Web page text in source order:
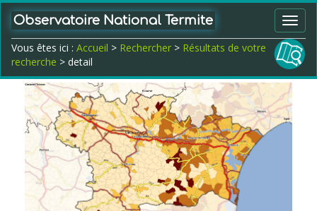
Observatoire National Termite
Vous êtes ici : Accueil > Rechercher > Résultats de votre
recherche > detail